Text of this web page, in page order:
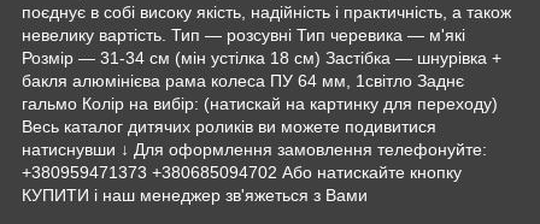
поєднує в собі високу якість, надійність і практичність, а також
невелику вартість. Тип — розсувні Тип черевика — м'які
Розмір — 31-34 см (мін устілка 18 см) Застібка — шнурівка +
бакля алюмінієва рама колеса ПУ 64 мм, 1світло Заднє
гальмо Колір на вибір: (натискай на картинку для переходу)
Весь каталог дитячих роликів ви можете подивитися
натиснувши ↓ Для оформлення замовлення телефонуйте:
+380959471373 +380685094702 Або натискайте кнопку
КУПИТИ і наш менеджер зв'яжеться з Вами